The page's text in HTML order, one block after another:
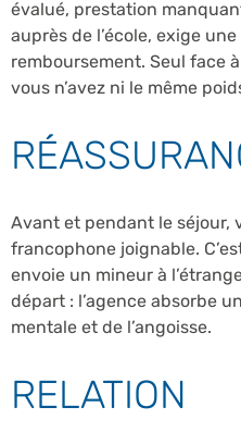
évalué, prestation
auprès de l’école, exige
remboursement. Seul face
vous n’avez ni le même
Avant et pendant le séjour,
francophone joignable.
envoie un mineur à
départ : l’agence absorbe
mentale et de l’angoisse.
RELATION